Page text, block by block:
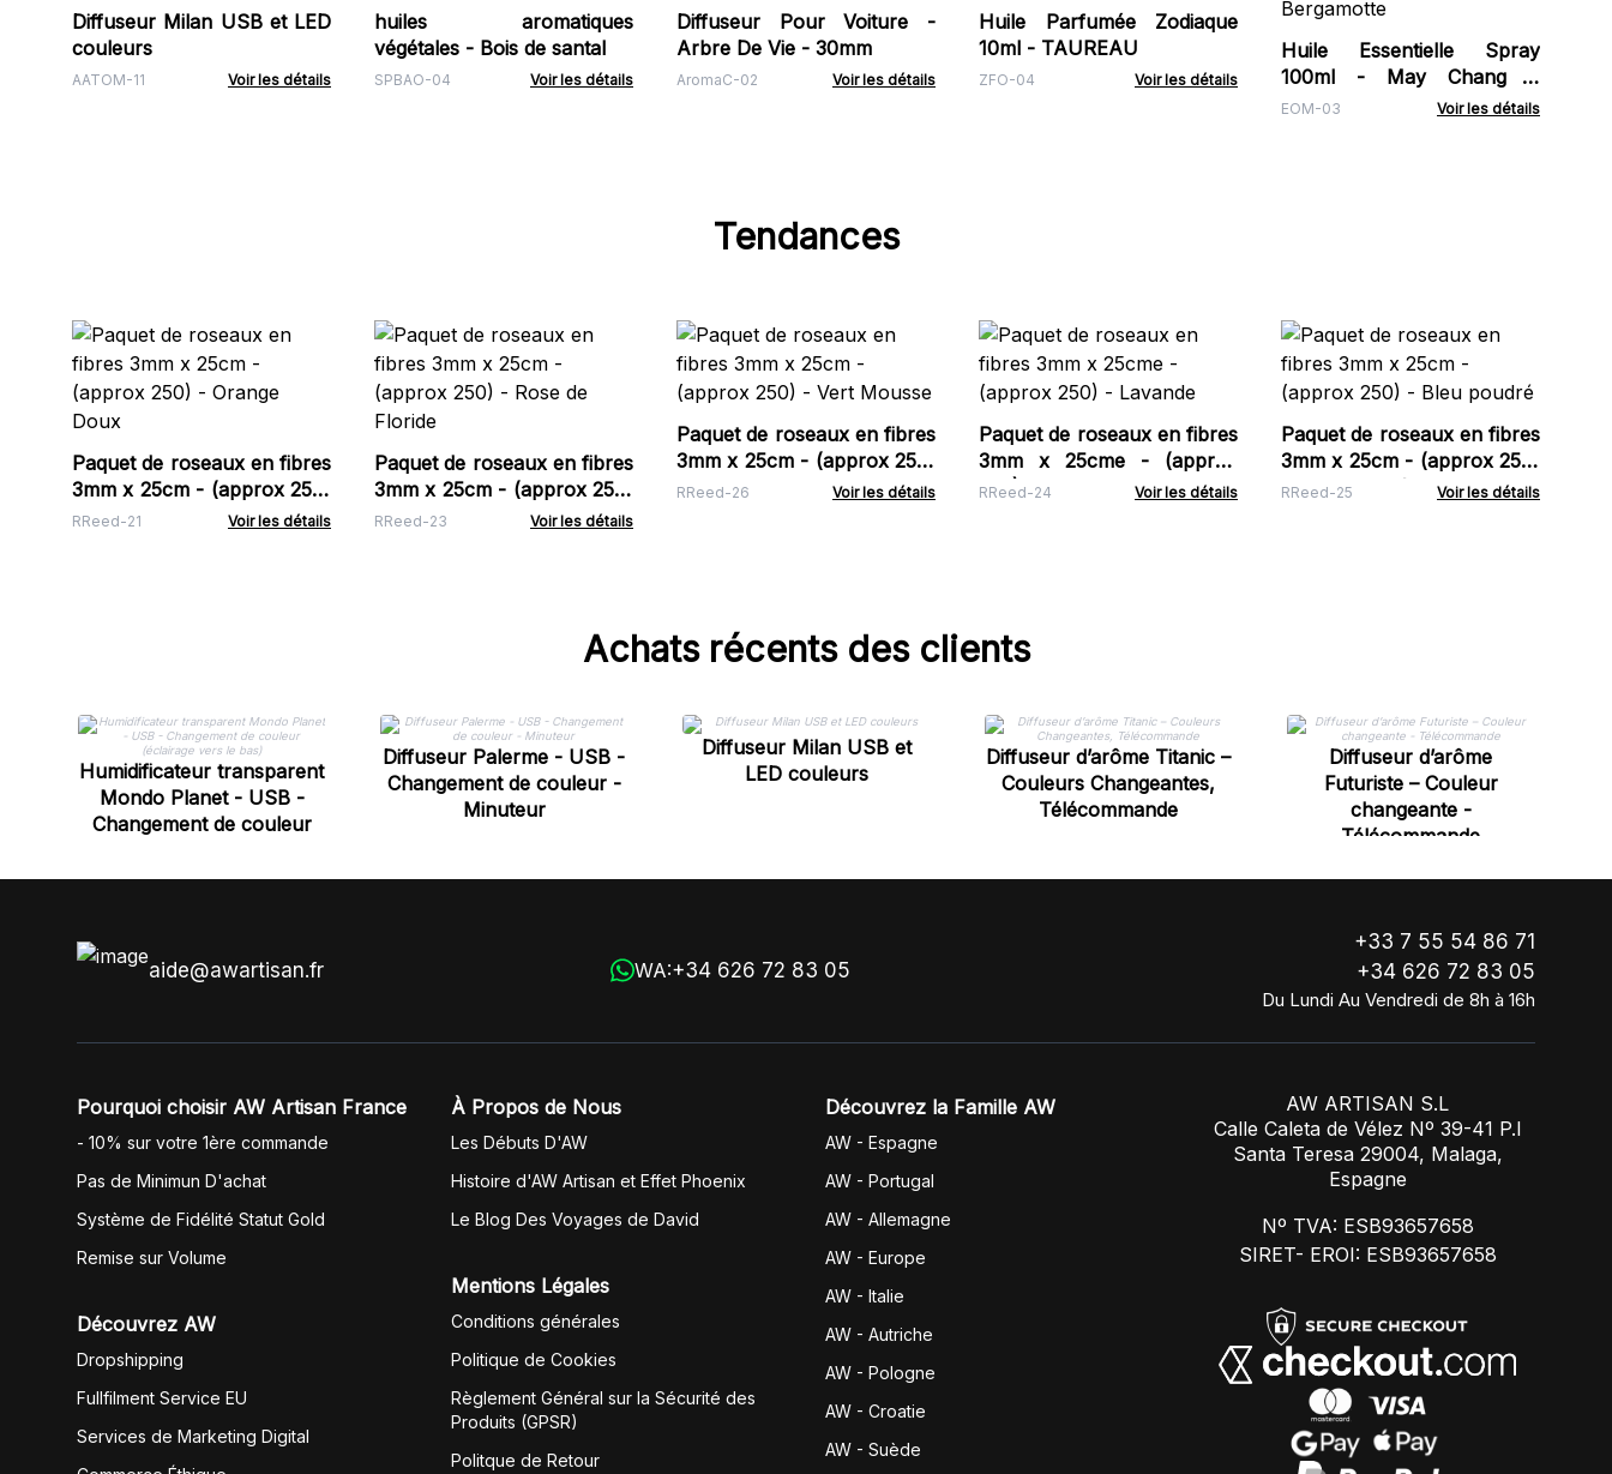
Diffuseur Milan USB et LED
couleurs
AATOM-11 Voir les détails
huiles aromatiques
végétales - Bois de santal
SPBAO-04 Voir les détails
Diffuseur Pour Voiture -
Arbre De Vie - 30mm
AromaC-02 Voir les détails
Huile Parfumée Zodiaque
10ml - TAUREAU
ZFO-04 Voir les détails
Huile Essentielle Spray
100ml - May Chang &
Bergamotte
EOM-03 Voir les détails
Tendances
Paquet de roseaux en fibres
3mm x 25cm - (approx 250)
- Orange Doux
RReed-21 Voir les détails
Paquet de roseaux en fibres
3mm x 25cm - (approx 250)
- Rose de Floride
RReed-23 Voir les détails
Paquet de roseaux en fibres
3mm x 25cm - (approx 250)
- Vert Mousse
RReed-26 Voir les détails
Paquet de roseaux en fibres
3mm x 25cme - (approx
250) - Lavande
RReed-24 Voir les détails
Paquet de roseaux en fibres
3mm x 25cm - (approx 250)
- Bleu poudré
RReed-25 Voir les détails
Achats récents des clients
Humidificateur transparent
Mondo Planet - USB -
Changement de couleur
Diffuseur Palerme - USB -
Changement de couleur -
Minuteur
Diffuseur Milan USB et
LED couleurs
Diffuseur d’arôme Titanic –
Couleurs Changeantes,
Télécommande
Diffuseur d’arôme
Futuriste – Couleur
changeante -
Télécommande
aide@awartisan.fr WA:+34 626 72 83 05
+33 7 55 54 86 71
+34 626 72 83 05
Du Lundi Au Vendredi de 8h à 16h
Pourquoi choisir AW Artisan France
- 10% sur votre 1ère commande
Pas de Minimun D'achat
Système de Fidélité Statut Gold
Remise sur Volume
Découvrez AW
Dropshipping
Fullfilment Service EU
Services de Marketing Digital
À Propos de Nous
Les Débuts D'AW
Histoire d'AW Artisan et Effet Phoenix
Le Blog Des Voyages de David
Mentions Légales
Conditions générales
Politique de Cookies
Règlement Général sur la Sécurité des
Produits (GPSR)
Politque de Retour
Découvrez la Famille AW
AW - Espagne
AW - Portugal
AW - Allemagne
AW - Europe
AW - Italie
AW - Autriche
AW - Pologne
AW - Croatie
AW - Suède
AW ARTISAN S.L
Calle Caleta de Vélez Nº 39-41 P.I
Santa Teresa 29004, Malaga,
Espagne
Nº TVA: ESB93657658
SIRET- EROI: ESB93657658